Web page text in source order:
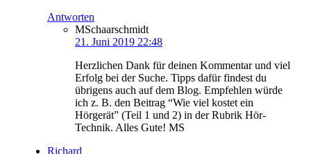
Antworten
MSchaarschmidt
21. Juni 2019 22:48
Herzlichen Dank für deinen Kommentar und viel
Erfolg bei der Suche. Tipps dafür findest du
übrigens auch auf dem Blog. Empfehlen würde
ich z. B. den Beitrag “Wie viel kostet ein
Hörgerät” (Teil 1 und 2) in der Rubrik Hör-
Technik. Alles Gute! MS
Richard